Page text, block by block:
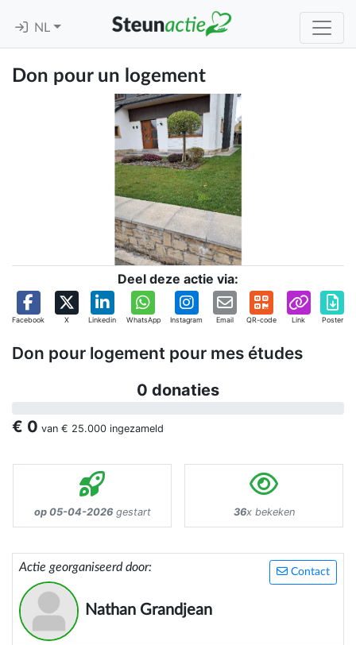
NL
Don pour un logement
Deel deze actie via:
Facebook X Linkedin WhatsApp Instagram Email QR-code Link Poster
Don pour logement pour mes études
0 donaties
€ 0 van € 25.000 ingezameld
op 05-04-2026gestart 36x bekeken
Contact
Actie georganiseerd door:
Nathan Grandjean